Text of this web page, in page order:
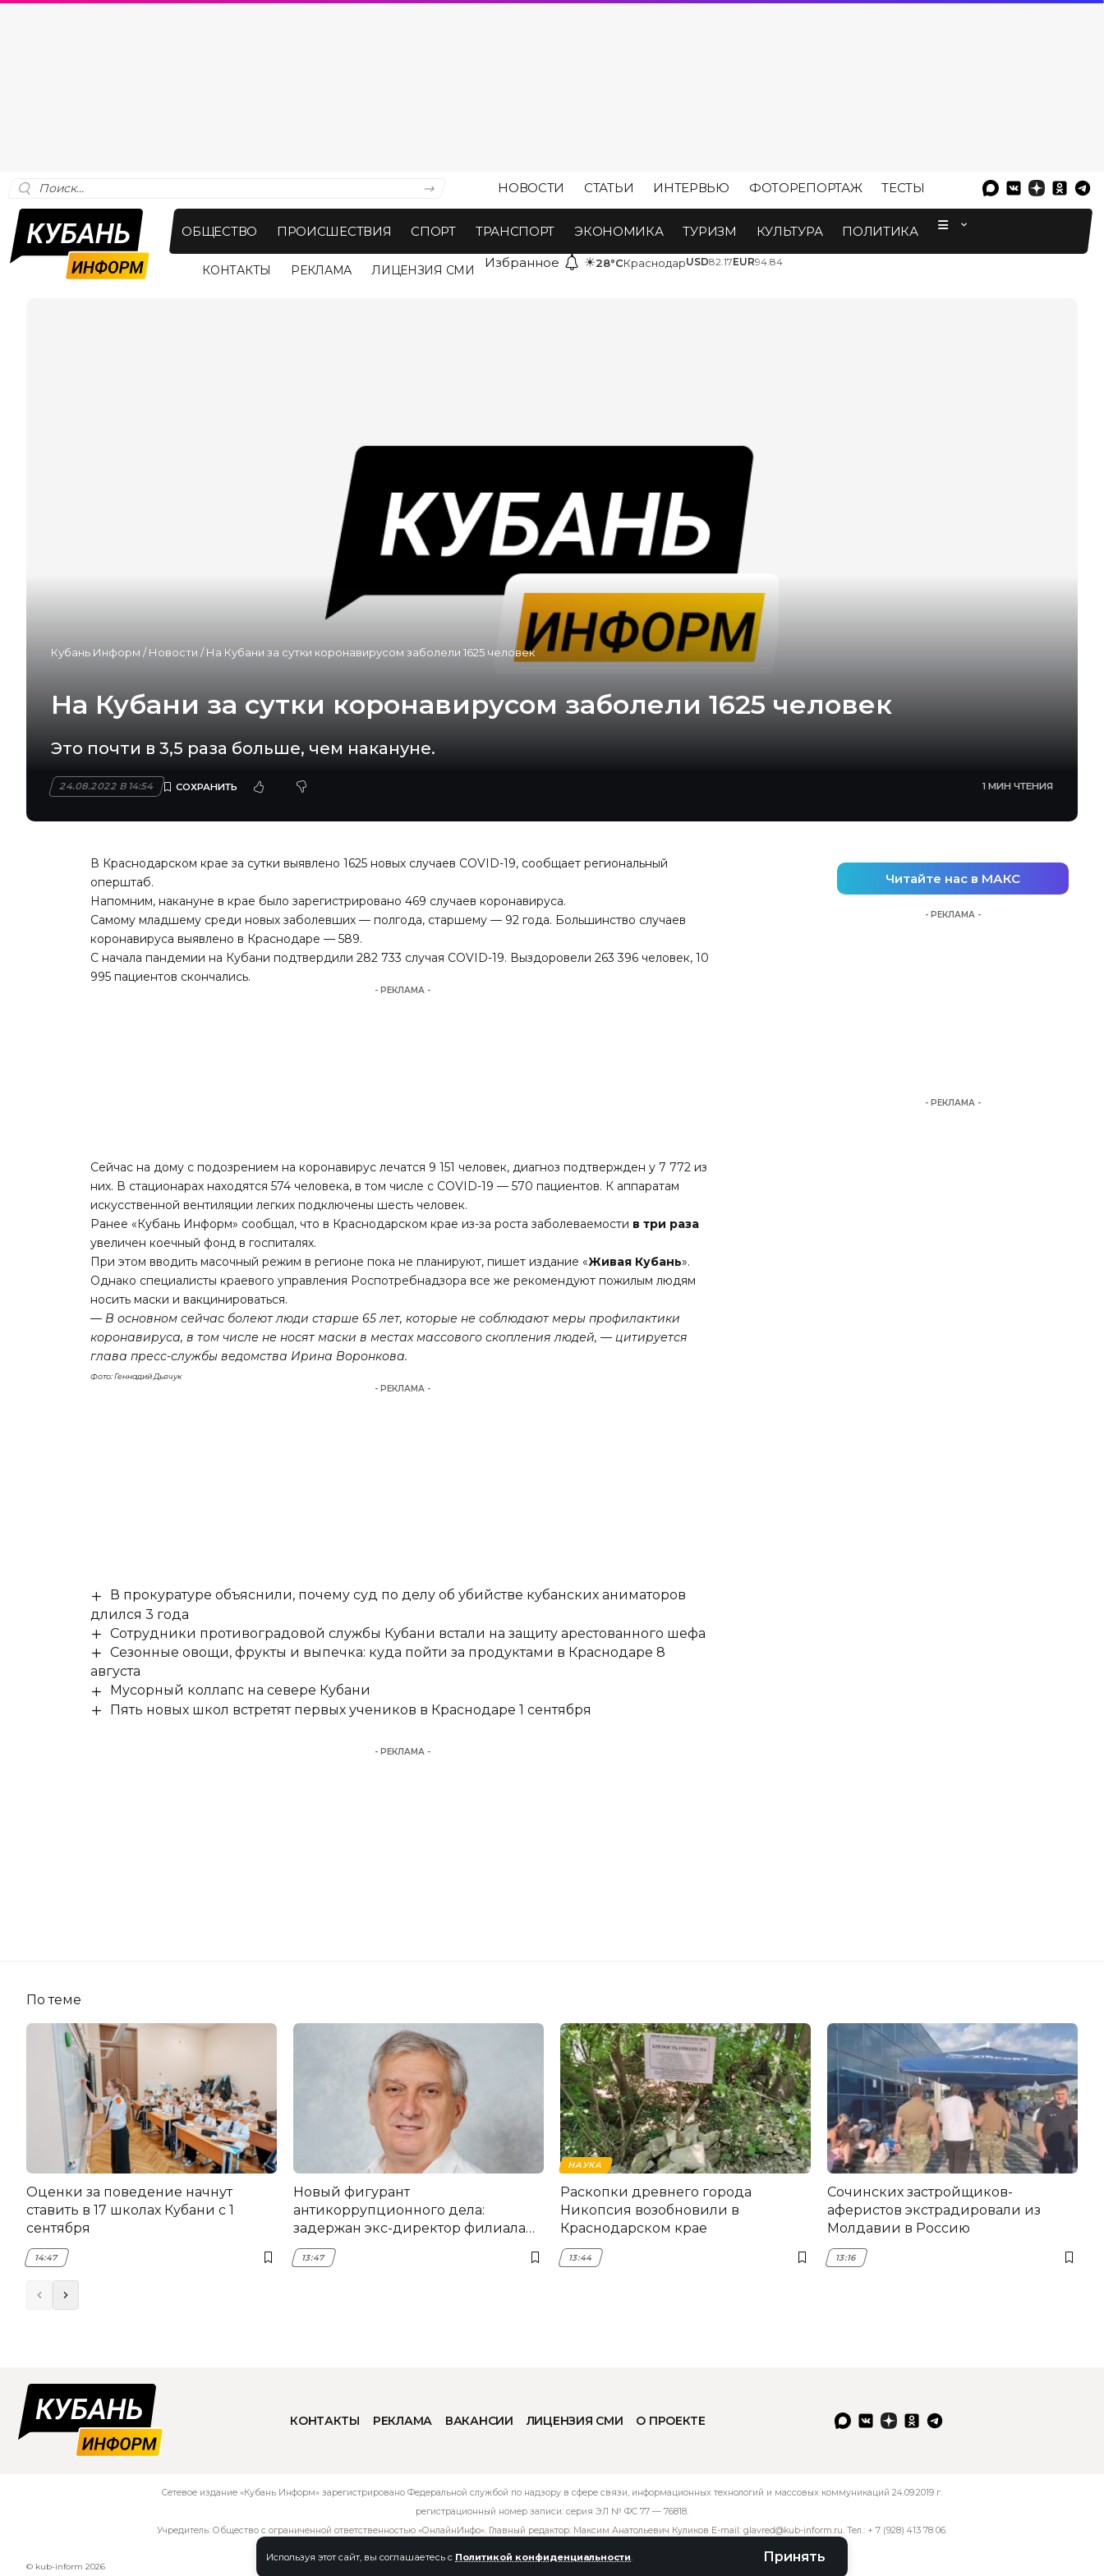
Используя этот сайт, вы соглашаетесь с Политикой конфиденциальности Принять
НОВОСТИ СТАТЬИ ИНТЕРВЬЮ ФОТОРЕПОРТАЖ ТЕСТЫ
ОБЩЕСТВО ПРОИСШЕСТВИЯ СПОРТ ТРАНСПОРТ ЭКОНОМИКА ТУРИЗМ КУЛЬТУРА ПОЛИТИКА
КОНТАКТЫ РЕКЛАМА ЛИЦЕНЗИЯ СМИ Избранное ☀28°CКраснодарUSD82.17EUR94.84
Кубань Информ /Новости /На Кубани за сутки коронавирусом заболели 1625 человек
На Кубани за сутки коронавирусом заболели 1625 человек
Это почти в 3,5 раза больше, чем накануне.
24.08.2022 В 14:54 1 МИН ЧТЕНИЯ
В Краснодарском крае за сутки выявлено 1625 новых случаев COVID-19, сообщает региональный
оперштаб.
Напомним, накануне в крае было зарегистрировано 469 случаев коронавируса.
Самому младшему среди новых заболевших — полгода, старшему — 92 года. Большинство случаев
коронавируса выявлено в Краснодаре — 589.
С начала пандемии на Кубани подтвердили 282 733 случая COVID-19. Выздоровели 263 396 человек, 10
995 пациентов скончались.
- РЕКЛАМА -
Сейчас на дому с подозрением на коронавирус лечатся 9 151 человек, диагноз подтвержден у 7 772 из
них. В стационарах находятся 574 человека, в том числе с COVID-19 — 570 пациентов. К аппаратам
искусственной вентиляции легких подключены шесть человек.
Ранее «Кубань Информ» сообщал, что в Краснодарском крае из-за роста заболеваемости в три раза
увеличен коечный фонд в госпиталях.
При этом вводить масочный режим в регионе пока не планируют, пишет издание «Живая Кубань».
Однако специалисты краевого управления Роспотребнадзора все же рекомендуют пожилым людям
носить маски и вакцинироваться.
— В основном сейчас болеют люди старше 65 лет, которые не соблюдают меры профилактики
коронавируса, в том числе не носят маски в местах массового скопления людей, — цитируется
глава пресс-службы ведомства Ирина Воронкова.
Фото: Геннадий Дьячук
- РЕКЛАМА -
В прокуратуре объяснили, почему суд по делу об убийстве кубанских аниматоров
длился 3 года
Сотрудники противоградовой службы Кубани встали на защиту арестованного шефа
Сезонные овощи, фрукты и выпечка: куда пойти за продуктами в Краснодаре 8
августа
Мусорный коллапс на севере Кубани
Пять новых школ встретят первых учеников в Краснодаре 1 сентября
- РЕКЛАМА -
Читайте нас в МАКС
- РЕКЛАМА -
- РЕКЛАМА -
По теме
Оценки за поведение начнут
ставить в 17 школах Кубани с 1
сентября
14:47
Новый фигурант
антикоррупционного дела:
задержан экс-директор филиала
НЭСК Крымска
13:47
НАУКА
Раскопки древнего города
Никопсия возобновили в
Краснодарском крае
13:44
Сочинских застройщиков-
аферистов экстрадировали из
Молдавии в Россию
13:16
КОНТАКТЫ РЕКЛАМА ВАКАНСИИ ЛИЦЕНЗИЯ СМИ О ПРОЕКТЕ
Сетевое издание «Кубань Информ» зарегистрировано Федеральной службой по надзору в сфере связи, информационных технологий и массовых коммуникаций 24.09.2019 г.
регистрационный номер записи: серия ЭЛ № ФС 77 — 76818.
Учредитель: Общество с ограниченной ответственностью «ОнлайнИнфо». Главный редактор: Максим Анатольевич Куликов E-mail: glavred@kub-inform.ru. Тел.: + 7 (928) 413 78 06.
© kub-inform 2026